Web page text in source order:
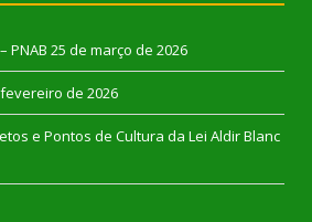
PNAB 25 de março de 2026
de 2026
e Pontos de Cultura da Lei Aldir Blanc